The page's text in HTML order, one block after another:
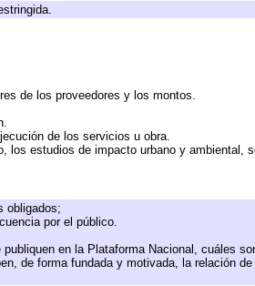
de los proveedores y los montos.
de los servicios u obra.
estudios de impacto urbano y ambiental,
obligados;
por el público.
en la Plataforma Nacional, cuáles
de forma fundada y motivada, la relación